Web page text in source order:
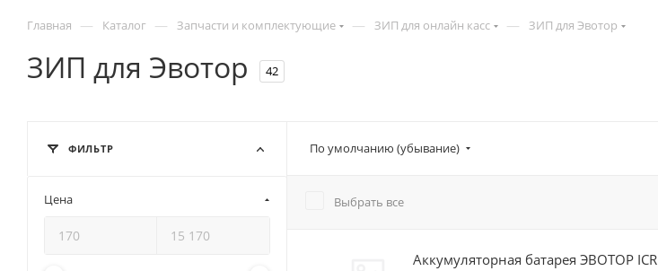
Главная — Каталог — Запчасти и комплектующие — ЗИП для онлайн касс — ЗИП для Эвотор
ЗИП для Эвотор 42
По умолчанию (убывание)
Выбрать все
Аккумуляторная батарея ЭВОТОР ICR
ФИЛЬТР
Цена